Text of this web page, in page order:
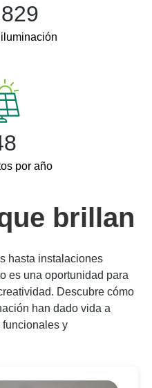
por año
brillan
hasta instalaciones
es una oportunidad para
Descubre cómo
han dado vida a
y